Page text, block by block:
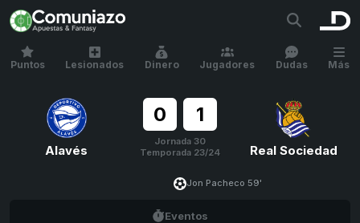
Puntos Lesionados Dinero Jugadores Dudas Más
Alavés
0 1
Jornada 30
Temporada 23/24
Real Sociedad
Jon Pacheco 59'
Eventos